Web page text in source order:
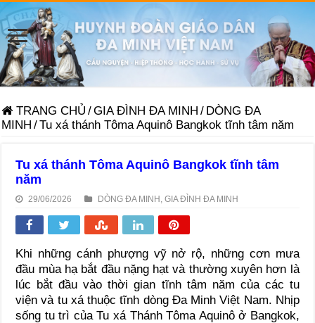
TRANG CHỦ /GIA ĐÌNH ĐA MINH / DÒNG ĐA
MINH /Tu xá thánh Tôma Aquinô Bangkok tĩnh tâm năm
Tu xá thánh Tôma Aquinô Bangkok tĩnh tâm
năm
29/06/2026 DÒNG ĐA MINH ,GIA ĐÌNH ĐA MINH
Khi những cánh phượng vỹ nở rộ, những cơn mưa
đầu mùa hạ bắt đầu nặng hạt và thường xuyên hơn là
lúc bắt đầu vào thời gian tĩnh tâm năm của các tu
viện và tu xá thuộc tĩnh dòng Đa Minh Việt Nam. Nhịp
sống tu trì của Tu xá Thánh Tôma Aquinô ở Bangkok,